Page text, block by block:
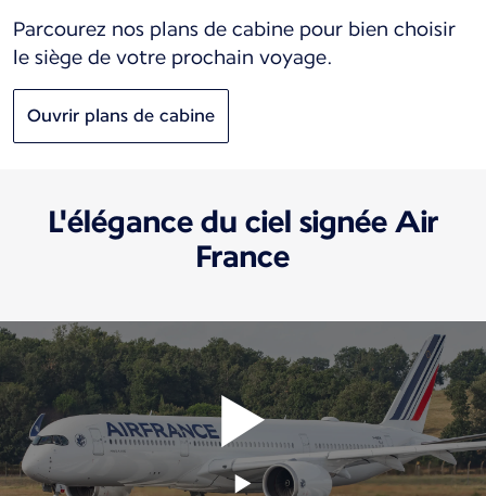
Parcourez nos plans de cabine pour bien choisir
le siège de votre prochain voyage.
Ouvrir plans de cabine
L'élégance du ciel signée Air
France